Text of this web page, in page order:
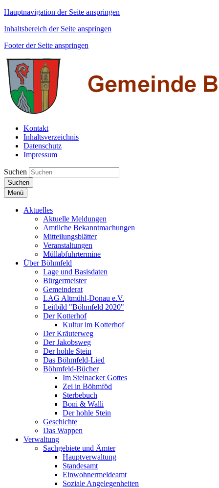
Hauptnavigation der Seite anspringen
Inhaltsbereich der Seite anspringen
Footer der Seite anspringen
Kontakt
Inhaltsverzeichnis
Datenschutz
Impressum
Suchen
Suchen
Menü
Aktuelles
Aktuelle Meldungen
Amtliche Bekanntmachungen
Mitteilungsblätter
Veranstaltungen
Müllabfuhrtermine
Über Böhmfeld
Lage und Basisdaten
Bürgermeister
Gemeinderat
LAG Altmühl-Donau e.V.
Leitbild "Böhmfeld 2020"
Der Kotterhof
Kultur im Kotterhof
Der Kräuterweg
Der Jakobsweg
Der hohle Stein
Das Böhmfeld-Lied
Böhmfeld-Bücher
Im Steinacker Gottes
Zei in Böhmföd
Sterbebuch
Boni & Walli
Der hohle Stein
Geschichte
Das Wappen
Verwaltung
Sachgebiete und Ämter
Hauptverwaltung
Standesamt
Einwohnermeldeamt
Soziale Angelegenheiten